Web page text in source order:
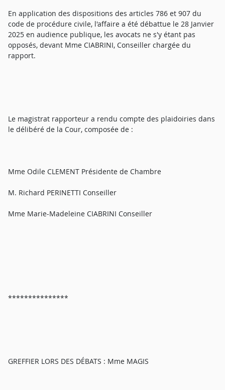
En application des dispositions des articles 786 et 907 du
code de procédure civile, l'affaire a été débattue le 28 Janvier
2025 en audience publique, les avocats ne s'y étant pas
opposés, devant Mme CIABRINI, Conseiller chargée du
rapport.
Le magistrat rapporteur a rendu compte des plaidoiries dans
le délibéré de la Cour, composée de :
Mme Odile CLEMENT Présidente de Chambre
M. Richard PERINETTI Conseiller
Mme Marie-Madeleine CIABRINI Conseiller
***************
GREFFIER LORS DES DÉBATS : Mme MAGIS